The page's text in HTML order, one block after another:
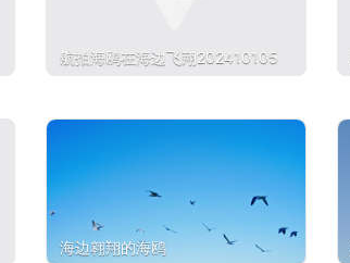
航拍海鸥在海边飞翔202410105
海边翱翔的海鸥